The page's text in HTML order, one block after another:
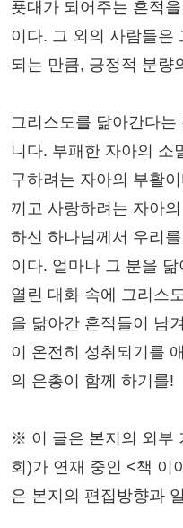
푯대가 되어주는 흔적
이다. 그 외의 사람들은
되는 만큼, 긍정적 분량
그리스도를 닮아간다
니다. 부패한 자아의 소
구하려는 자아의 부활
끼고 사랑하려는 자아
하신 하나님께서 우리
이다. 얼마나 그 분을
열린 대화 속에 그리스
을 닮아간 흔적들이 남
이 온전히 성취되기를
의 은총이 함께 하기를!
※ 이 글은 본지의 외부
회)가 연재 중인 <책 이
은 본지의 편집방향과